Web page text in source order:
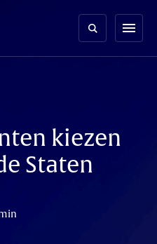
menu
kiezen
Staten